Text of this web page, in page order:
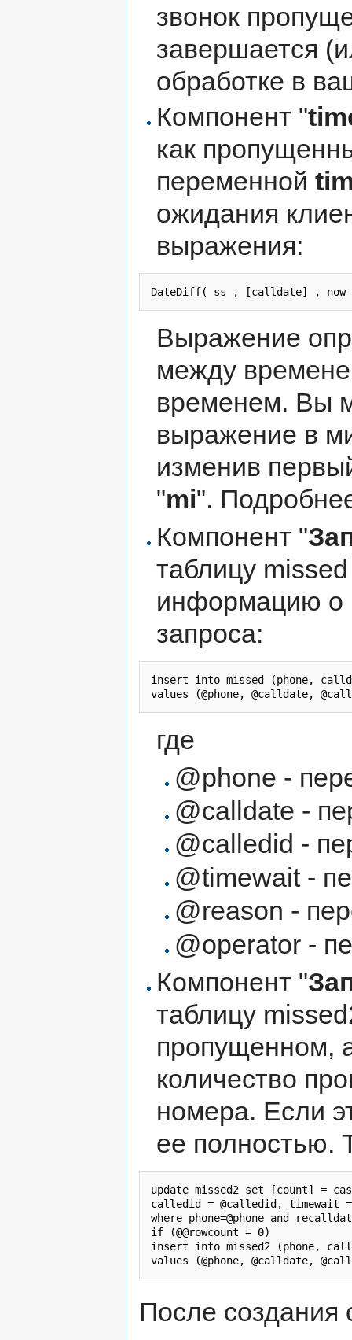
звонок
завершается
обработке в
Компонент "
как
переменной
ожидания
выражения:
Выражение
между
временем. Вы
выражение в
изменив
"mi".
Компонент "
таблицу
информацию о
запроса:
insert into missed (phone,
где
@phone -
@calldate -
@calledid -
@timewait -
@reason -
@operator -
Компонент "
таблицу
пропущенном,
количество
номера. Если
ее полностью.
update missed2 set [count] =
calledid = @calledid, timewait =
where phone=@phone and
if (@@rowcount = 0)
insert into missed2 (phone,
После создания